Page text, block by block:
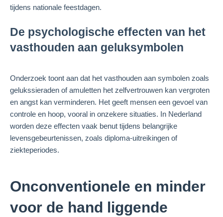
tijdens nationale feestdagen.
De psychologische effecten van het
vasthouden aan geluksymbolen
Onderzoek toont aan dat het vasthouden aan symbolen zoals
gelukssieraden of amuletten het zelfvertrouwen kan vergroten
en angst kan verminderen. Het geeft mensen een gevoel van
controle en hoop, vooral in onzekere situaties. In Nederland
worden deze effecten vaak benut tijdens belangrijke
levensgebeurtenissen, zoals diploma-uitreikingen of
ziekteperiodes.
Onconventionele en minder
voor de hand liggende